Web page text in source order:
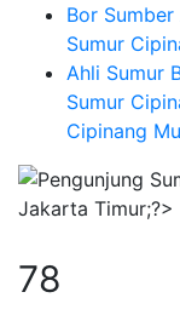
Bor
Sumur
Ahli Sumur
Sumur
Cipinang
102